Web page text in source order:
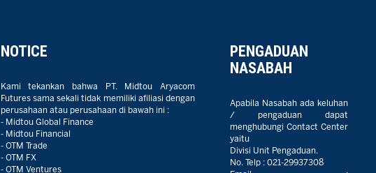
NOTICE
Kami tekankan bahwa PT. Midtou Aryacom
Futures sama sekali tidak memiliki afiliasi dengan
perusahaan atau perusahaan di bawah ini :
- Midtou Global Finance
- Midtou Financial
- OTM Trade
- OTM FX
- OTM Ventures
PENGADUAN
NASABAH
Apabila Nasabah ada keluhan
/ pengaduan dapat
menghubungi Contact Center
yaitu
Divisi Unit Pengaduan.
No. Telp : 021-29937308